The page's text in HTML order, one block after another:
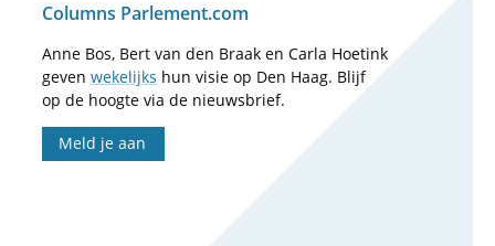
Columns Parlement.com
Anne Bos, Bert van den Braak en Carla Hoetink
geven wekelijks hun visie op Den Haag. Blijf
op de hoogte via de nieuwsbrief.
Meld je aan